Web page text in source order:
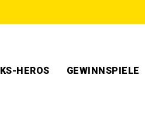
HEROS GEWINNSPIELE